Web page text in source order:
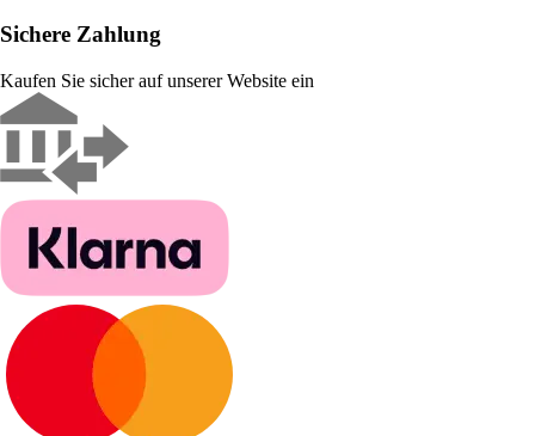
Sichere Zahlung
Kaufen Sie sicher auf unserer Website ein